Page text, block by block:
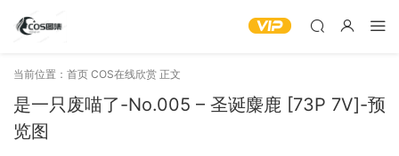
当前位置： 首页 COS在线欣赏 正文
是一只废喵了-No.005 – 圣诞麋鹿 [73P 7V]-预
览图